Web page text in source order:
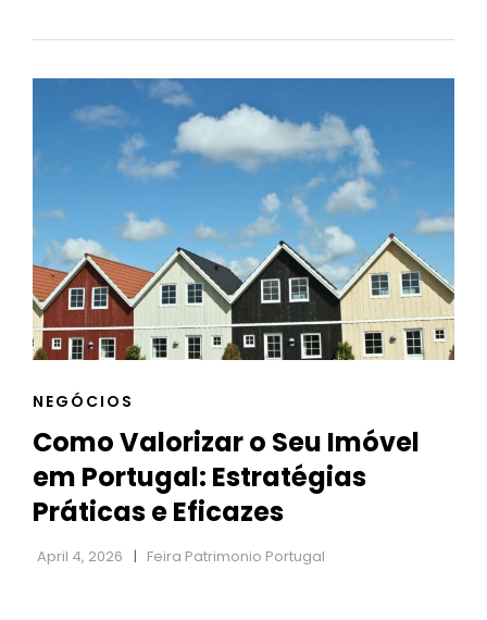
CASA
PORTUGAL
SENDO
ESTRANGEIRO:
GUIA
COMPLETO
CAT
NEGÓCIOS
Como Valorizar o Seu Imóvel
em Portugal: Estratégias
Práticas e Eficazes
April 4, 2026 Feira Patrimonio Portugal